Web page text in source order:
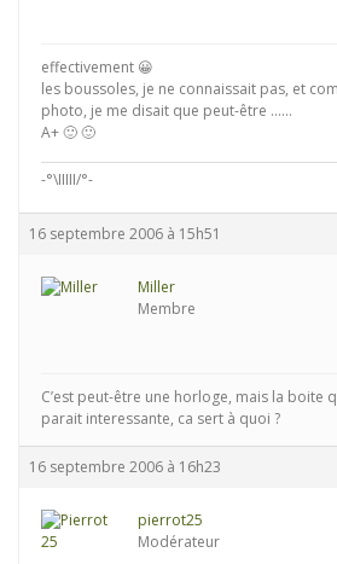
effectivement 😀
les boussoles, je ne connaissait pas, et
photo, je me disait que peut-être ……
A+ 🙂 🙂
-°\IIIII/°-
16 septembre 2006 à 15h51
Miller
Membre
C’est peut-être une horloge, mais la boite
parait interessante, ca sert à quoi ?
16 septembre 2006 à 16h23
pierrot25
Modérateur